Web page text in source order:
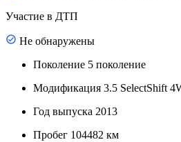
Участие в ДТП
Не обнаружены
Поколение 5 поколение
Модификация 3.5 SelectShift
Год выпуска 2013
Пробег 104482 км